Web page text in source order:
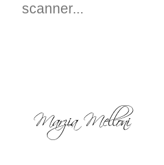
scanner...